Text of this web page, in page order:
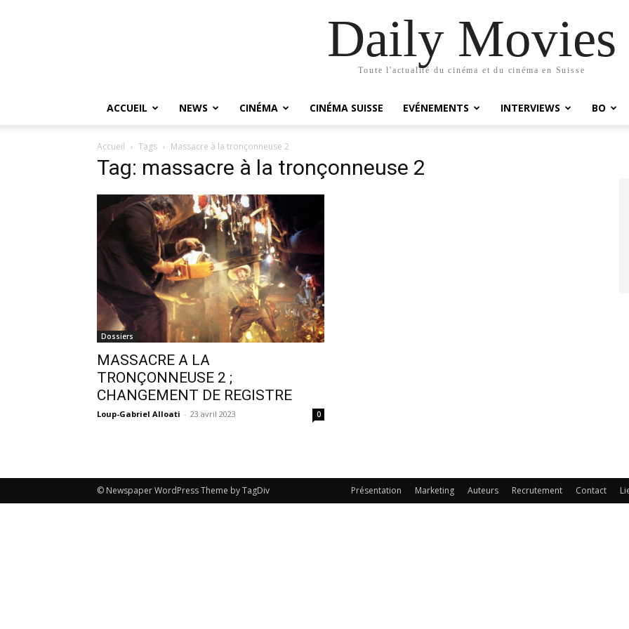
Daily Movies
Toute l'actualité du cinéma et du cinéma en Suisse
ACCUEIL NEWS CINÉMA CINÉMA SUISSE EVÉNEMENTS INTERVIEWS BO
Accueil Tags Massacre à la tronçonneuse 2
Tag: massacre à la tronçonneuse 2
Dossiers
MASSACRE A LA
TRONÇONNEUSE 2 ;
CHANGEMENT DE REGISTRE
Loup-Gabriel Alloati - 23 avril 2023 0
Présentation Marketing Auteurs Recrutement Contact
© Newspaper WordPress Theme by TagDiv